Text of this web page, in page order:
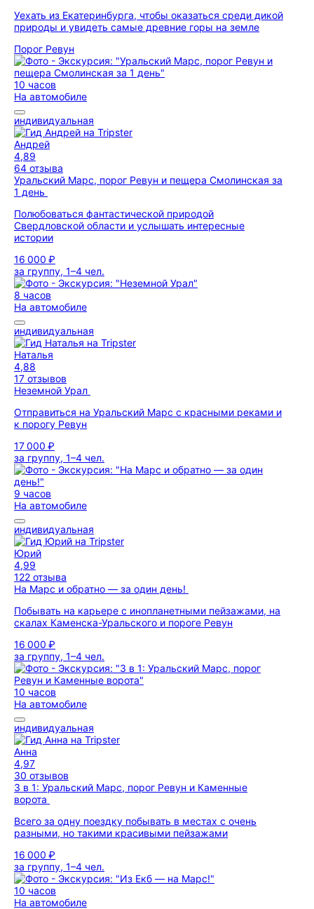
Уехать из Екатеринбурга, чтобы оказаться среди дикой
природы и увидеть самые древние горы на земле
Порог Ревун
10 часов
На автомобиле
индивидуальная
Андрей
4,89
64 отзыва
Уральский Марс, порог Ревун и пещера Смолинская за
1 день
Полюбоваться фантастической природой
Свердловской области и услышать интересные
истории
16 000 ₽
за группу, 1–4 чел.
8 часов
На автомобиле
индивидуальная
Наталья
4,88
17 отзывов
Неземной Урал
Отправиться на Уральский Марс с красными реками и
к порогу Ревун
17 000 ₽
за группу, 1–4 чел.
9 часов
На автомобиле
индивидуальная
Юрий
4,99
122 отзыва
На Марс и обратно — за один день!
Побывать на карьере с инопланетными пейзажами, на
скалах Каменска-Уральского и пороге Ревун
16 000 ₽
за группу, 1–4 чел.
10 часов
На автомобиле
индивидуальная
Анна
4,97
30 отзывов
3 в 1: Уральский Марс, порог Ревун и Каменные
ворота
Всего за одну поездку побывать в местах с очень
разными, но такими красивыми пейзажами
16 000 ₽
за группу, 1–4 чел.
10 часов
На автомобиле